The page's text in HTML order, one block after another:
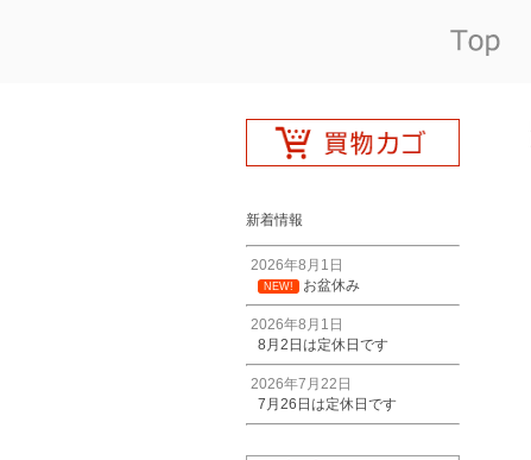
新着情報
2026年8月1日
NEW! お盆休み
2026年8月1日
8月2日は定休日です
2026年7月22日
7月26日は定休日です